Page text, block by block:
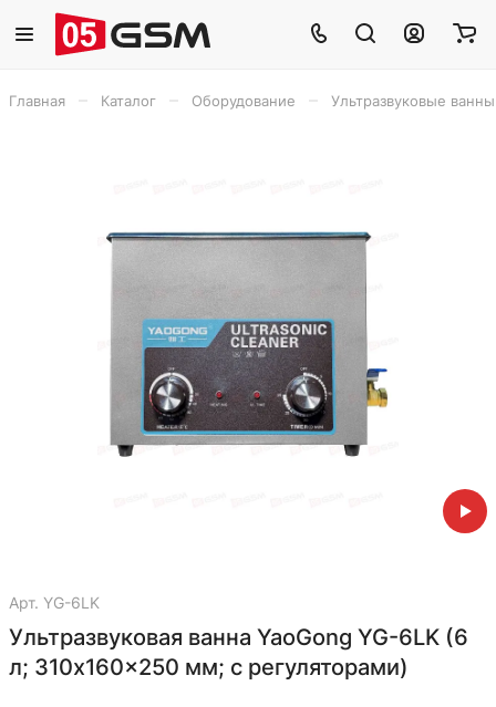
Главная Каталог Оборудование Ультразвуковые ванны
Арт. YG-6LK
Ультразвуковая ванна YaoGong YG-6LK (6
л; 310x160x250 мм; с регуляторами)